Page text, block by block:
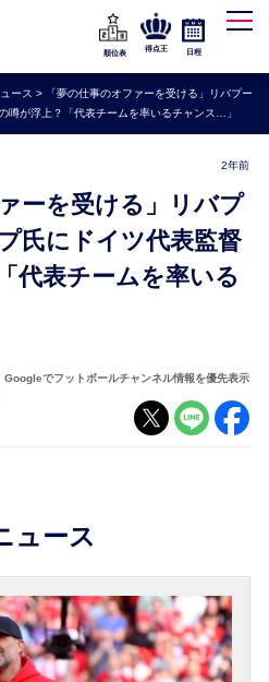
順位表
得点王 日程
ース >
「夢の仕事のオファーを受ける」リバプー
噂が浮上？「代表チームを率いるチャンス…」
2年前
氏にドイツ代表監督
代表チームを率いる
Googleでフットボールチャンネル情報を優先表示
ュース